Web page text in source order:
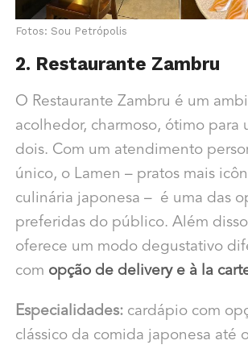
Fotos: Sou Petrópolis
2. Restaurante Zambru
O Restaurante Zambru é um
acolhedor, charmoso, ótimo para
dois. Com um atendimento
único, o Lamen – pratos mais
culinária japonesa – é uma das
preferidas do público. Além
oferece um modo degustativo
com opção de delivery e à la
Especialidades: cardápio com
clássico da comida japonesa até